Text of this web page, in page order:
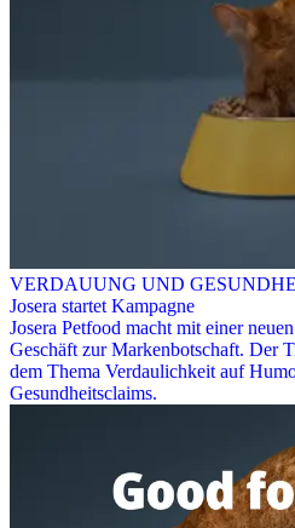
VERDAUUNG UND
Josera startet Kampagne
Josera Petfood macht mit einer
Geschäft zur Markenbotschaft. Der
dem Thema Verdaulichkeit auf
Gesundheitsclaims.